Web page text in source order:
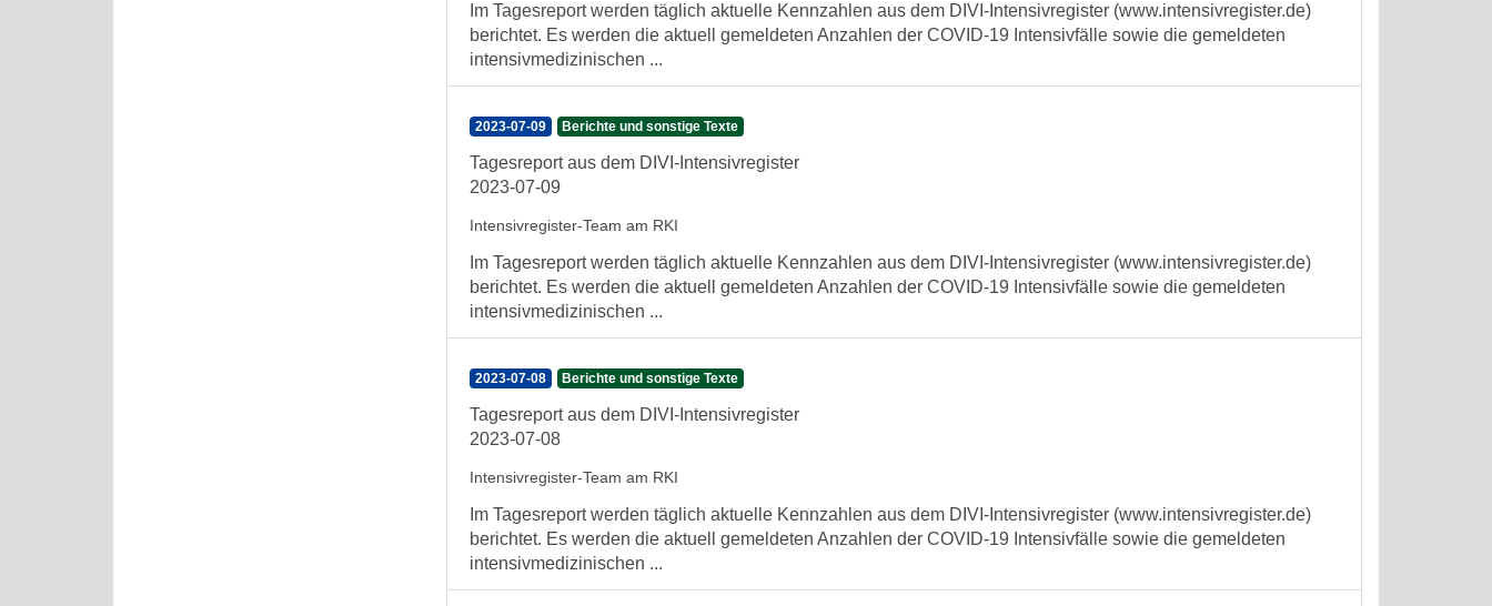
Im Tagesreport werden täglich aktuelle Kennzahlen aus dem DIVI-Intensivregister (www.intensivregister.de)
berichtet. Es werden die aktuell gemeldeten Anzahlen der COVID-19 Intensivfälle sowie die gemeldeten
intensivmedizinischen ...
2023-07-09 Berichte und sonstige Texte
Tagesreport aus dem DIVI-Intensivregister
2023-07-09
Intensivregister-Team am RKI
Im Tagesreport werden täglich aktuelle Kennzahlen aus dem DIVI-Intensivregister (www.intensivregister.de)
berichtet. Es werden die aktuell gemeldeten Anzahlen der COVID-19 Intensivfälle sowie die gemeldeten
intensivmedizinischen ...
2023-07-08 Berichte und sonstige Texte
Tagesreport aus dem DIVI-Intensivregister
2023-07-08
Intensivregister-Team am RKI
Im Tagesreport werden täglich aktuelle Kennzahlen aus dem DIVI-Intensivregister (www.intensivregister.de)
berichtet. Es werden die aktuell gemeldeten Anzahlen der COVID-19 Intensivfälle sowie die gemeldeten
intensivmedizinischen ...